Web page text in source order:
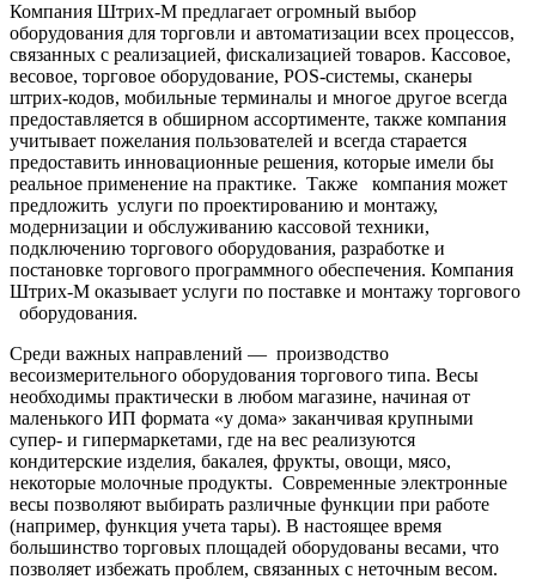
Компания Штрих-М предлагает огромный выбор
оборудования для торговли и автоматизации всех процессов,
связанных с реализацией, фискализацией товаров. Кассовое,
весовое, торговое оборудование, POS-системы, сканеры
штрих-кодов, мобильные терминалы и многое другое всегда
предоставляется в обширном ассортименте, также компания
учитывает пожелания пользователей и всегда старается
предоставить инновационные решения, которые имели бы
реальное применение на практике. Также компания может
предложить услуги по проектированию и монтажу,
модернизации и обслуживанию кассовой техники,
подключению торгового оборудования, разработке и
постановке торгового программного обеспечения. Компания
Штрих-М оказывает услуги по поставке и монтажу торгового
оборудования.
Среди важных направлений — производство
весоизмерительного оборудования торгового типа. Весы
необходимы практически в любом магазине, начиная от
маленького ИП формата «у дома» заканчивая крупными
супер- и гипермаркетами, где на вес реализуются
кондитерские изделия, бакалея, фрукты, овощи, мясо,
некоторые молочные продукты. Современные электронные
весы позволяют выбирать различные функции при работе
(например, функция учета тары). В настоящее время
большинство торговых площадей оборудованы весами, что
позволяет избежать проблем, связанных с неточным весом.